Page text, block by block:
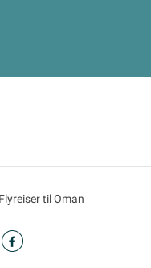
Flyreiser til Oman